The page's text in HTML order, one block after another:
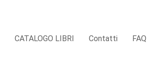
CATALOGO LIBRI Contatti FAQ